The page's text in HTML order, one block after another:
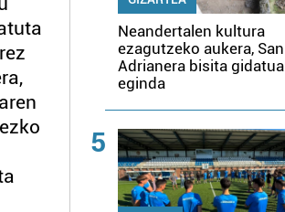
Neandertalen kultura
ezagutzeko aukera, San
Adrianera bisita gidatua
eginda
5